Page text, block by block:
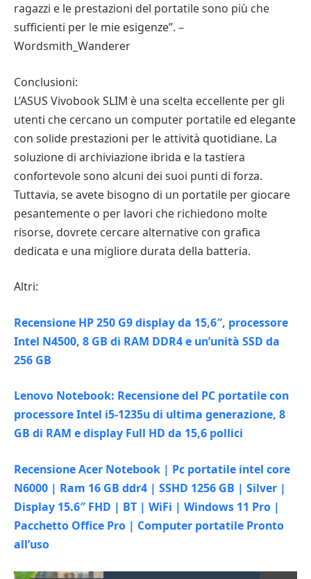
ragazzi e le prestazioni del portatile sono più che
sufficienti per le mie esigenze”. –
Wordsmith_Wanderer
Conclusioni:
L’ASUS Vivobook SLIM è una scelta eccellente per gli
utenti che cercano un computer portatile ed elegante
con solide prestazioni per le attività quotidiane. La
soluzione di archiviazione ibrida e la tastiera
confortevole sono alcuni dei suoi punti di forza.
Tuttavia, se avete bisogno di un portatile per giocare
pesantemente o per lavori che richiedono molte
risorse, dovrete cercare alternative con grafica
dedicata e una migliore durata della batteria.
Altri:
Recensione HP 250 G9 display da 15,6″, processore
Intel N4500, 8 GB di RAM DDR4 e un’unità SSD da
256 GB
Lenovo Notebook: Recensione del PC portatile con
processore Intel i5-1235u di ultima generazione, 8
GB di RAM e display Full HD da 15,6 pollici
Recensione Acer Notebook | Pc portatile intel core
N6000 | Ram 16 GB ddr4 | SSHD 1256 GB | Silver |
Display 15.6″ FHD | BT | WiFi | Windows 11 Pro |
Pacchetto Office Pro | Computer portatile Pronto
all’uso